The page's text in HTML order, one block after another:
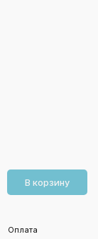
В корзину
Оплата